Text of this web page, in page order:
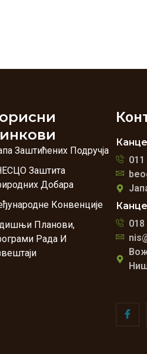
Заштићених Подручја
Заштита
Добара
Конвенције
Планови,
Рада И
011
018